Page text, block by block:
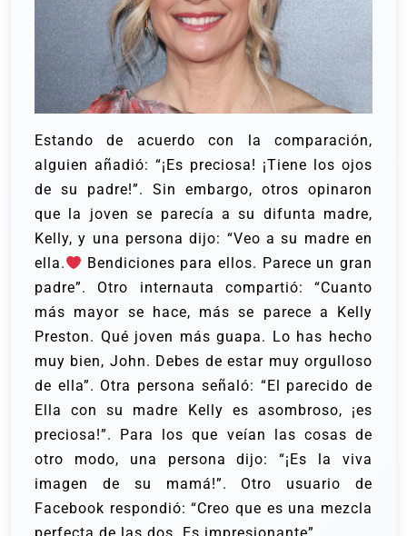
Estando de acuerdo con la comparación,
alguien añadió: “¡Es preciosa! ¡Tiene los ojos
de su padre!”. Sin embargo, otros opinaron
que la joven se parecía a su difunta madre,
Kelly, y una persona dijo: “Veo a su madre en
ella.
Bendiciones para ellos. Parece un gran
padre”. Otro internauta compartió: “Cuanto
más mayor se hace, más se parece a Kelly
Preston. Qué joven más guapa. Lo has hecho
muy bien, John. Debes de estar muy orgulloso
de ella”. Otra persona señaló: “El parecido de
Ella con su madre Kelly es asombroso, ¡es
preciosa!”. Para los que veían las cosas de
otro modo, una persona dijo: “¡Es la viva
imagen de su mamá!”. Otro usuario de
Facebook respondió: “Creo que es una mezcla